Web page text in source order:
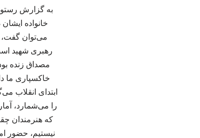
خانواده
می‌توان گفت،
رهبری شهید
مصداق زنده
خاکسپاری ما
ابتدای انقلاب
را می‌شمارد،
که هنرمندان
نیستیم، حضور